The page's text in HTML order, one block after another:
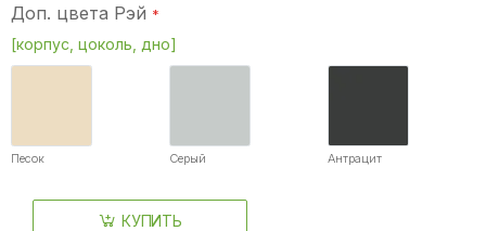
Доп. цвета Рэй
[корпус, цоколь, дно]
Песок Серый Антрацит
КУПИТЬ